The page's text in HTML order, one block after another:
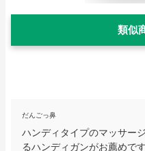
類似
だんごっ鼻
ハンディタイプのマッサー
るハンディガンがお薦めで